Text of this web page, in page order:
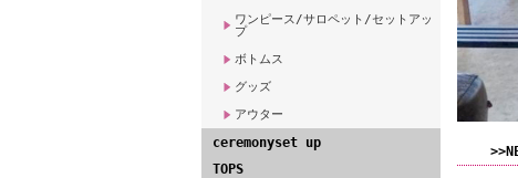
ワンピース/サロペット/セットアッ
プ
ボトムス
グッズ
アウター
ceremonyset up
TOPS